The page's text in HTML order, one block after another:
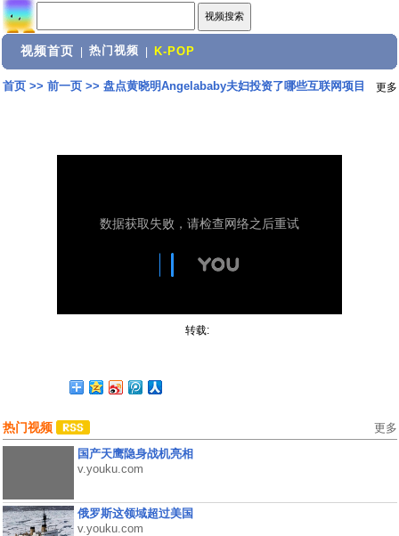
视频首页 热门视频 K-POP
首页>> 前一页>> 盘点黄晓明Angelababy夫妇投资了哪些互联网项目 更多
转载:
热门视频 更多
国产天鹰隐身战机亮相
v.youku.com
俄罗斯这领域超过美国
v.youku.com